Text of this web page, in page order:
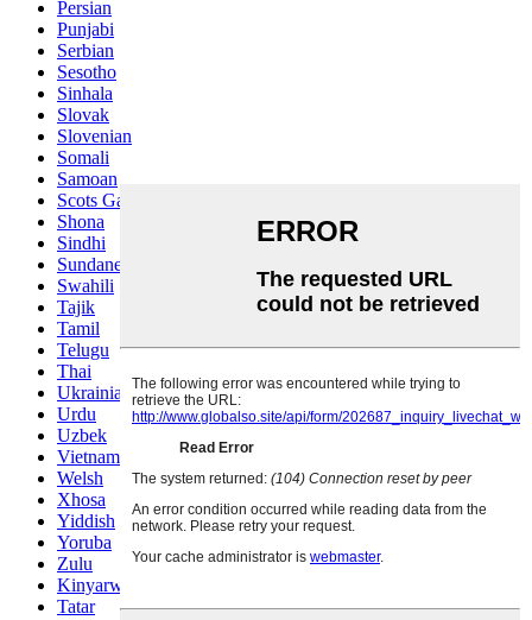
Persian
Punjabi
Serbian
Sesotho
Sinhala
Slovak
Slovenian
Somali
Samoan
Scots Gaelic
Shona
Sindhi
Sundanese
Swahili
Tajik
Tamil
Telugu
Thai
Ukrainian
Urdu
Uzbek
Vietnamese
Welsh
Xhosa
Yiddish
Yoruba
Zulu
Kinyarwanda
Tatar